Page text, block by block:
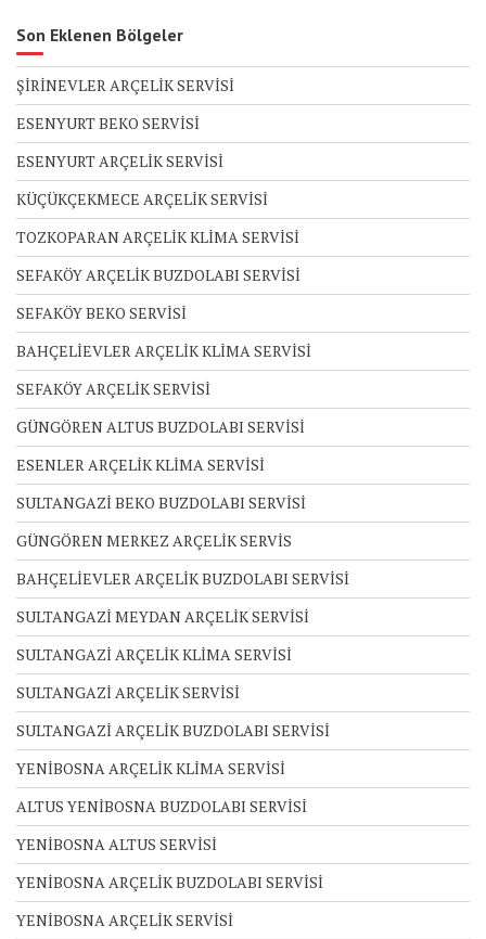
Son Eklenen Bölgeler
ŞİRİNEVLER ARÇELİK SERVİSİ
ESENYURT BEKO SERVİSİ
ESENYURT ARÇELİK SERVİSİ
KÜÇÜKÇEKMECE ARÇELİK SERVİSİ
TOZKOPARAN ARÇELİK KLİMA SERVİSİ
SEFAKÖY ARÇELİK BUZDOLABI SERVİSİ
SEFAKÖY BEKO SERVİSİ
BAHÇELİEVLER ARÇELİK KLİMA SERVİSİ
SEFAKÖY ARÇELİK SERVİSİ
GÜNGÖREN ALTUS BUZDOLABI SERVİSİ
ESENLER ARÇELİK KLİMA SERVİSİ
SULTANGAZİ BEKO BUZDOLABI SERVİSİ
GÜNGÖREN MERKEZ ARÇELİK SERVİS
BAHÇELİEVLER ARÇELİK BUZDOLABI SERVİSİ
SULTANGAZİ MEYDAN ARÇELİK SERVİSİ
SULTANGAZİ ARÇELİK KLİMA SERVİSİ
SULTANGAZİ ARÇELİK SERVİSİ
SULTANGAZİ ARÇELİK BUZDOLABI SERVİSİ
YENİBOSNA ARÇELİK KLİMA SERVİSİ
ALTUS YENİBOSNA BUZDOLABI SERVİSİ
YENİBOSNA ALTUS SERVİSİ
YENİBOSNA ARÇELİK BUZDOLABI SERVİSİ
YENİBOSNA ARÇELİK SERVİSİ